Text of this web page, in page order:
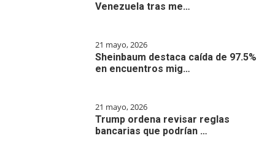
Venezuela tras me…
21 mayo, 2026
Sheinbaum destaca caída de 97.5%
en encuentros mig…
21 mayo, 2026
Trump ordena revisar reglas
bancarias que podrían …